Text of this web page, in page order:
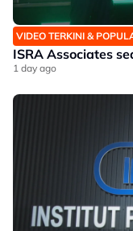
VIDEO TERKINI &
ISRA Associates
1 day ago